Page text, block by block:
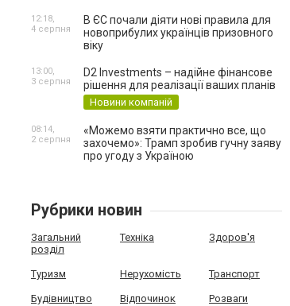
В ЄС почали діяти нові правила для
новоприбулих українців призовного
віку
12:18,
4 серпня
D2 Investments – надійне фінансове
рішення для реалізації ваших планів
Новини компаній
13:00,
3 серпня
«Можемо взяти практично все, що
захочемо»: Трамп зробив гучну заяву
про угоду з Україною
08:14,
2 серпня
Рубрики новин
Загальний
розділ
Техніка Здоров'я
Туризм Нерухомість Транспорт
Будівництво Відпочинок Розваги